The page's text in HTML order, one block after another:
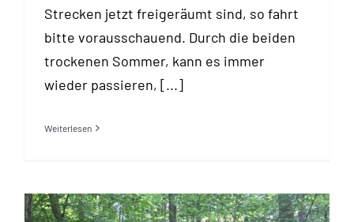
Strecken jetzt freigeräumt sind, so fahrt
bitte vorausschauend. Durch die beiden
trockenen Sommer, kann es immer
wieder passieren, [...]
Weiterlesen